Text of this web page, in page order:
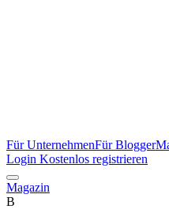
Für UnternehmenFür Blogger
Login Kostenlos registrieren
Magazin
B